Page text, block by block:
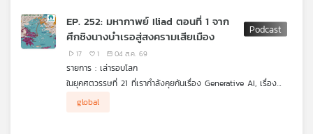
สต์
EP. 252: มหากาพย์ Iliad ตอนที่ 1 จาก
ศึกชิงนางบำเรอสู่สงครามเสียเมือง
17 1 04 ส.ค. 69
รายการ : เล่ารอบโลก
ในยุคศตวรรษที่ 21 ที่เรากำลังคุยกันเรื่อง Generative AI, เรื่อง
เรื่องความตึงเครียดทางภูมิศาสตร์การเมืองระหว่างมหาอำนาจยุคใหม่
ไม่ใช่แค่ "นิทานปรัมปรา" หรือวรรณกรรมสำหรับท่องจำเพื่อสอบ
ถ้าเราอยากเข้าใจว่า ทำไมสหรัฐอเมริกาและชาติตะวันตกจึงให้คุณค่า
global